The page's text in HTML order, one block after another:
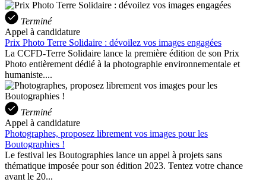
Terminé
Appel à candidature
Prix Photo Terre Solidaire : dévoilez vos images engagées
La CCFD-Terre Solidaire lance la première édition de son Prix
Photo entièrement dédié à la photographie environnementale et
humaniste....
Terminé
Appel à candidature
Photographes, proposez librement vos images pour les
Boutographies !
Le festival les Boutographies lance un appel à projets sans
thématique imposée pour son édition 2023. Tentez votre chance
avant le 20...